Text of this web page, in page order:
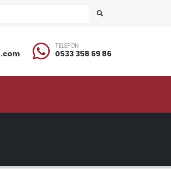
TELEFON
0533 358 69 86